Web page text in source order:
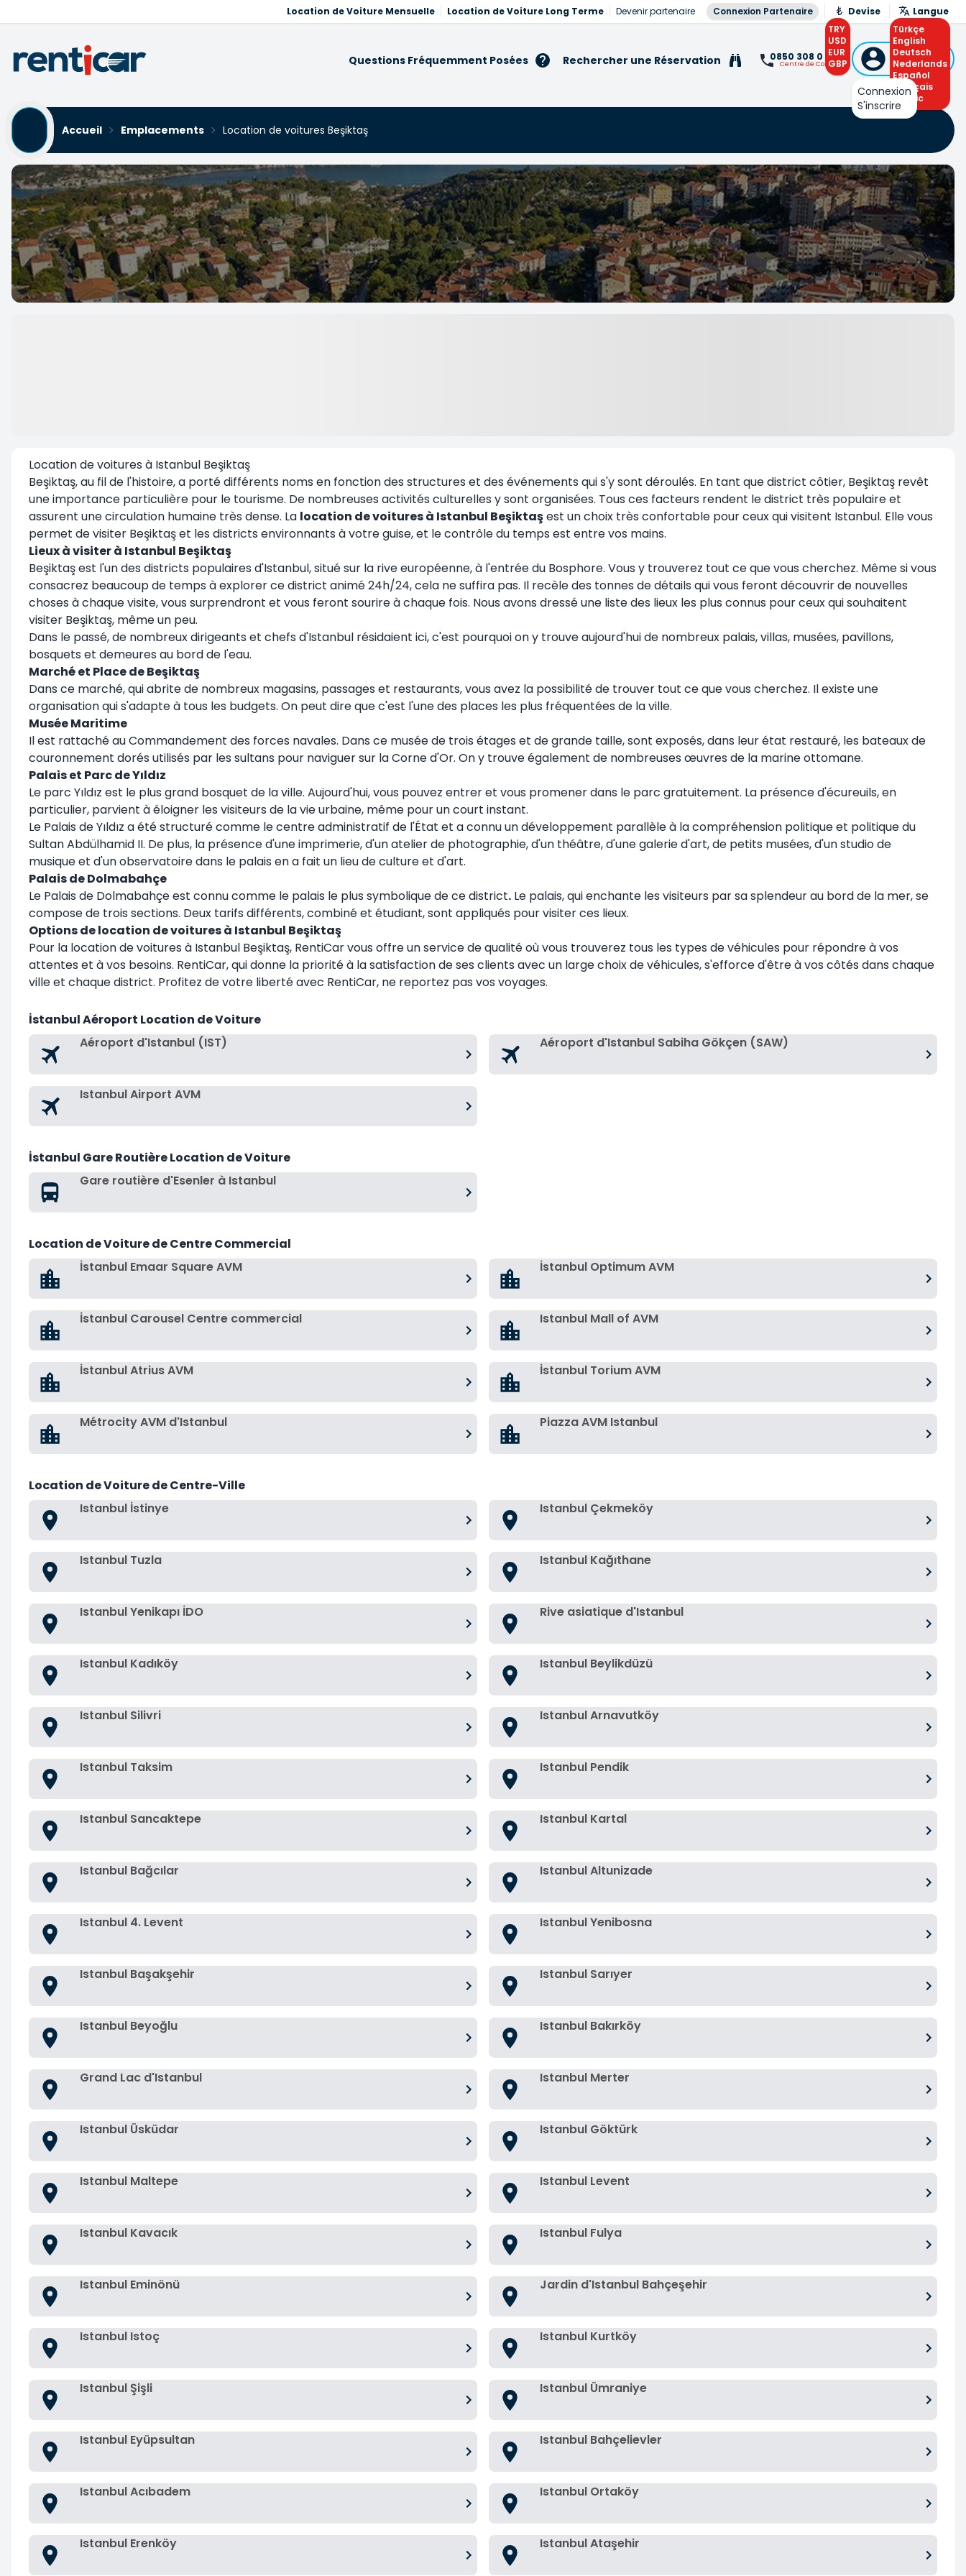
Location de Voiture Mensuelle Location de Voiture Long Terme Devenir partenaire Connexion Partenaire
Devise
TRY
USD
EUR
GBP
Langue
Türkçe
English
Deutsch
Nederlands
Español
Français
Arabic
Questions Fréquemment Posées Rechercher une Réservation 0850 308 0 308
Centre de Contact
Connexion
ou S'inscrire
Connexion
S'inscrire
Accueil
Emplacements Location de voitures Beşiktaş
Location de voitures à Istanbul Beşiktaş
Beşiktaş, au fil de l'histoire, a porté différents noms en fonction des structures et des événements qui s'y sont déroulés. En tant que district côtier, Beşiktaş revêt
une importance particulière pour le tourisme. De nombreuses activités culturelles y sont organisées. Tous ces facteurs rendent le district très populaire et
assurent une circulation humaine très dense. La location de voitures à Istanbul Beşiktaşest un choix très confortable pour ceux qui visitent Istanbul. Elle vous
permet de visiter Beşiktaş et les districts environnants à votre guise, et le contrôle du temps est entre vos mains.
Lieux à visiter à Istanbul Beşiktaş
Beşiktaş est l'un des districts populaires d'Istanbul, situé sur la rive européenne, à l'entrée du Bosphore. Vous y trouverez tout ce que vous cherchez. Même si vous
consacrez beaucoup de temps à explorer ce district animé 24h/24, cela ne suffira pas. Il recèle des tonnes de détails qui vous feront découvrir de nouvelles
choses à chaque visite, vous surprendront et vous feront sourire à chaque fois. Nous avons dressé une liste des lieux les plus connus pour ceux qui souhaitent
visiter Beşiktaş, même un peu.
Dans le passé, de nombreux dirigeants et chefs d'Istanbul résidaient ici, c'est pourquoi on y trouve aujourd'hui de nombreux palais, villas, musées, pavillons,
bosquets et demeures au bord de l'eau.
Marché et Place de Beşiktaş
Dans ce marché, qui abrite de nombreux magasins, passages et restaurants, vous avez la possibilité de trouver tout ce que vous cherchez. Il existe une
organisation qui s'adapte à tous les budgets. On peut dire que c'est l'une des places les plus fréquentées de la ville.
Musée Maritime
Il est rattaché au Commandement des forces navales. Dans ce musée de trois étages et de grande taille, sont exposés, dans leur état restauré, les bateaux de
couronnement dorés utilisés par les sultans pour naviguer sur la Corne d'Or. On y trouve également de nombreuses œuvres de la marine ottomane.
Palais et Parc de Yıldız
Le parc Yıldız est le plus grand bosquet de la ville. Aujourd'hui, vous pouvez entrer et vous promener dans le parc gratuitement. La présence d'écureuils, en
particulier, parvient à éloigner les visiteurs de la vie urbaine, même pour un court instant.
Le Palais de Yıldız a été structuré comme le centre administratif de l'État et a connu un développement parallèle à la compréhension politique et politique du
Sultan Abdülhamid II. De plus, la présence d'une imprimerie, d'un atelier de photographie, d'un théâtre, d'une galerie d'art, de petits musées, d'un studio de
musique et d'un observatoire dans le palais en a fait un lieu de culture et d'art.
Palais de Dolmabahçe
Le Palais de Dolmabahçe est connu comme le palais le plus symbolique de ce district. Le palais, qui enchante les visiteurs par sa splendeur au bord de la mer, se
compose de trois sections. Deux tarifs différents, combiné et étudiant, sont appliqués pour visiter ces lieux.
Options de location de voitures à Istanbul Beşiktaş
Pour la location de voitures à Istanbul Beşiktaş, RentiCar vous offre un service de qualité où vous trouverez tous les types de véhicules pour répondre à vos
attentes et à vos besoins. RentiCar, qui donne la priorité à la satisfaction de ses clients avec un large choix de véhicules, s'efforce d'être à vos côtés dans chaque
ville et chaque district. Profitez de votre liberté avec RentiCar, ne reportez pas vos voyages.
İstanbul Aéroport Location de Voiture
Aéroport d'Istanbul (IST)
Aéroport d'Istanbul Sabiha Gökçen (SAW)
Istanbul Airport AVM
İstanbul Gare Routière Location de Voiture
Gare routière d'Esenler à Istanbul
Location de Voiture de Centre Commercial
İstanbul Emaar Square AVM
İstanbul Optimum AVM
İstanbul Carousel Centre commercial Istanbul Mall of AVM
İstanbul Atrius AVM İstanbul Torium AVM
Métrocity AVM d'Istanbul Piazza AVM Istanbul
Location de Voiture de Centre-Ville
Istanbul İstinye
Istanbul Çekmeköy
Istanbul Tuzla Istanbul Kağıthane
Istanbul Yenikapı İDO Rive asiatique d'Istanbul
Istanbul Kadıköy Istanbul Beylikdüzü
Istanbul Silivri Istanbul Arnavutköy
Istanbul Taksim Istanbul Pendik
Istanbul Sancaktepe Istanbul Kartal
Istanbul Bağcılar Istanbul Altunizade
Istanbul 4. Levent Istanbul Yenibosna
Istanbul Başakşehir Istanbul Sarıyer
Istanbul Beyoğlu Istanbul Bakırköy
Grand Lac d'Istanbul Istanbul Merter
Istanbul Üsküdar Istanbul Göktürk
Istanbul Maltepe Istanbul Levent
Istanbul Kavacık Istanbul Fulya
Istanbul Eminönü Jardin d'Istanbul Bahçeşehir
Istanbul Istoç Istanbul Kurtköy
Istanbul Şişli Istanbul Ümraniye
Istanbul Eyüpsultan Istanbul Bahçelievler
Istanbul Acıbadem Istanbul Ortaköy
Istanbul Erenköy Istanbul Ataşehir